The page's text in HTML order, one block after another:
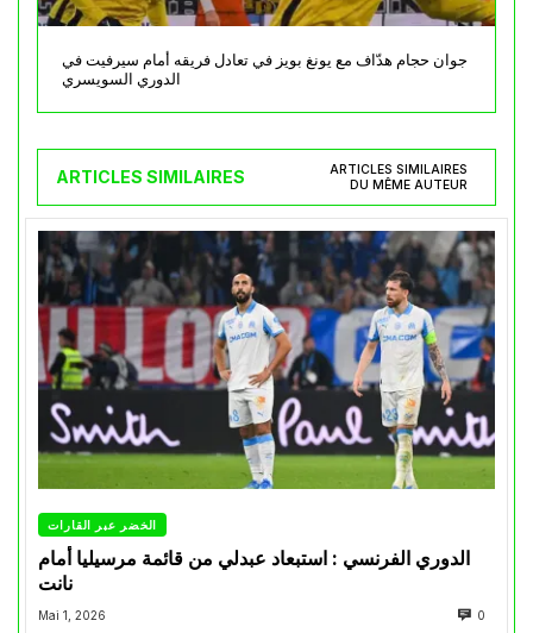
جوان حجام هدّاف مع يونغ بويز في تعادل فريقه أمام سيرفيت في
الدوري السويسري
ARTICLES SIMILAIRES
ARTICLES SIMILAIRES
DU MÊME AUTEUR
الخضر عبر القارات
الدوري الفرنسي : استبعاد عبدلي من قائمة مرسيليا أمام
نانت
Mai 1, 2026 0